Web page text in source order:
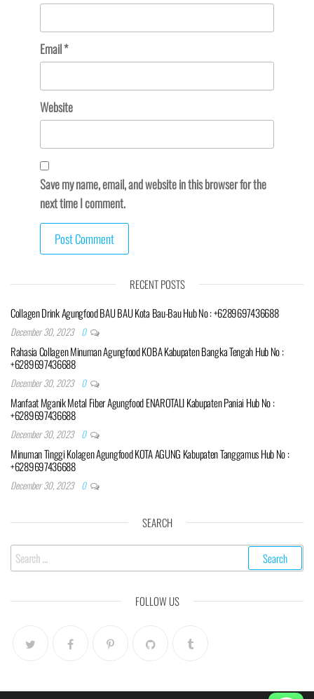
Email*
Website
Save my name, email, and website in this browser for the
next time I comment.
RECENT POSTS
Collagen Drink Agungfood BAU BAU Kota Bau-Bau Hub No : +6289697436688
December 30, 2023 0
Rahasia Collagen Minuman Agungfood KOBA Kabupaten Bangka Tengah Hub No :
+6289697436688
December 30, 2023 0
Manfaat Mganik Metal Fiber Agungfood ENAROTALI Kabupaten Paniai Hub No :
+6289697436688
December 30, 2023 0
Minuman Tinggi Kolagen Agungfood KOTA AGUNG Kabupaten Tanggamus Hub No :
+6289697436688
December 30, 2023 0
SEARCH
Search
for:
FOLLOW US